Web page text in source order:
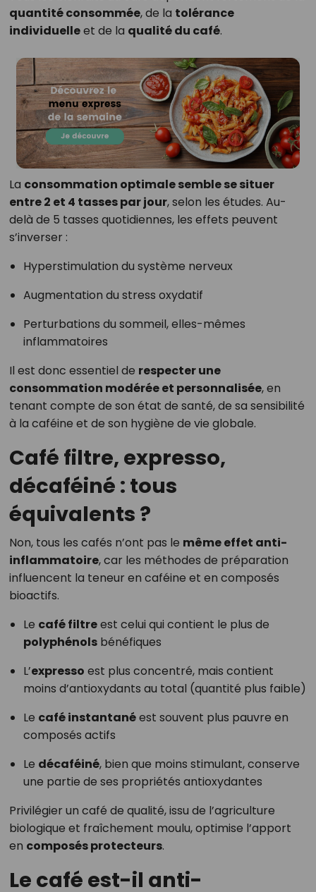
quantité consommée, de la tolérance
individuelleet de la qualité du café.
La consommation optimale semble se situer
entre 2 et 4 tasses par jour, selon les études. Au-
delà de 5 tasses quotidiennes, les effets peuvent
s’inverser :
Hyperstimulation du système nerveux
Augmentation du stress oxydatif
Perturbations du sommeil, elles-mêmes
inflammatoires
Il est donc essentiel de respecter une
consommation modérée et personnalisée, en
tenant compte de son état de santé, de sa sensibilité
à la caféine et de son hygiène de vie globale.
Café filtre, expresso,
décaféiné : tous
équivalents ?
Non, tous les cafés n’ont pas le même effet anti-
inflammatoire, car les méthodes de préparation
influencent la teneur en caféine et en composés
bioactifs.
Le café filtreest celui qui contient le plus de
polyphénolsbénéfiques
L’expresso est plus concentré, mais contient
moins d’antioxydants au total (quantité plus faible)
Le café instantanéest souvent plus pauvre en
composés actifs
Le décaféiné, bien que moins stimulant, conserve
une partie de ses propriétés antioxydantes
Privilégier un café de qualité, issu de l’agriculture
biologique et fraîchement moulu, optimise l’apport
en composés protecteurs.
Le café est-il anti-